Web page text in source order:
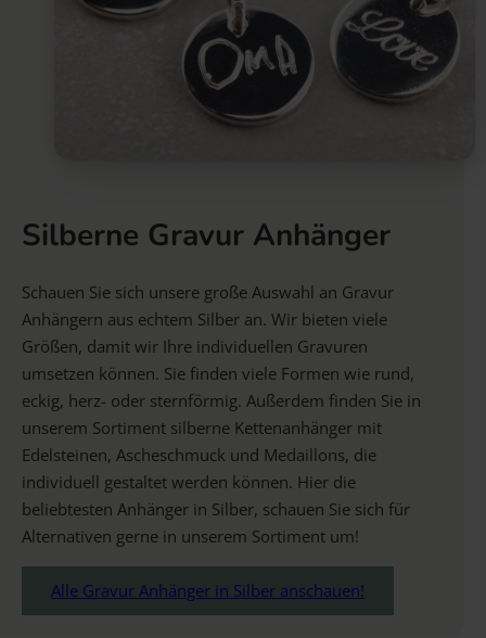
Silberne Gravur Anhänger
Schauen Sie sich unsere große Auswahl an Gravur
Anhängern aus echtem Silber an. Wir bieten viele
Größen, damit wir Ihre individuellen Gravuren
umsetzen können. Sie finden viele Formen wie rund,
eckig, herz- oder sternförmig. Außerdem finden Sie in
unserem Sortiment silberne Kettenanhänger mit
Edelsteinen, Ascheschmuck und Medaillons, die
individuell gestaltet werden können. Hier die
beliebtesten Anhänger in Silber, schauen Sie sich für
Alternativen gerne in unserem Sortiment um!
Alle Gravur Anhänger in Silber anschauen!